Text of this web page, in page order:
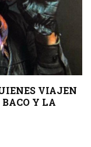
VIAJEN
BACO Y LA